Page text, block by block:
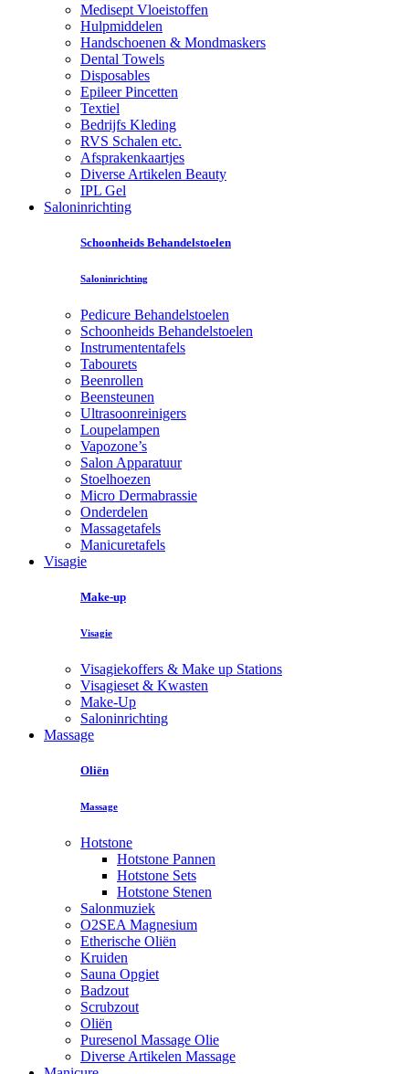
Medisept Vloeistoffen
Hulpmiddelen
Handschoenen & Mondmaskers
Dental Towels
Disposables
Epileer Pincetten
Textiel
Bedrijfs Kleding
RVS Schalen etc.
Afsprakenkaartjes
Diverse Artikelen Beauty
IPL Gel
Saloninrichting
Schoonheids Behandelstoelen
Saloninrichting
Pedicure Behandelstoelen
Schoonheids Behandelstoelen
Instrumententafels
Tabourets
Beenrollen
Beensteunen
Ultrasoonreinigers
Loupelampen
Vapozone’s
Salon Apparatuur
Stoelhoezen
Micro Dermabrassie
Onderdelen
Massagetafels
Manicuretafels
Visagie
Make-up
Visagie
Visagiekoffers & Make up Stations
Visagieset & Kwasten
Make-Up
Saloninrichting
Massage
Oliën
Massage
Hotstone
Hotstone Pannen
Hotstone Sets
Hotstone Stenen
Salonmuziek
O2SEA Magnesium
Etherische Oliën
Kruiden
Sauna Opgiet
Badzout
Scrubzout
Oliën
Puresenol Massage Olie
Diverse Artikelen Massage